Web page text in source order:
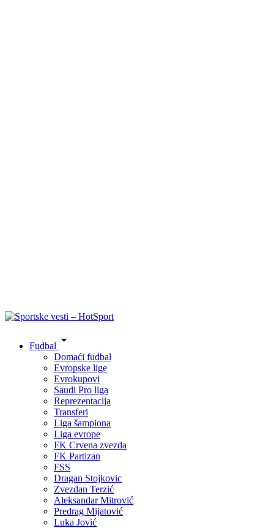
Fudbal
Domaći fudbal
Evropske lige
Evrokupovi
Saudi Pro liga
Reprezentacija
Transferi
Liga šampiona
Liga evrope
FK Crvena zvezda
FK Partizan
FSS
Dragan Stojkovic
Zvezdan Terzić
Aleksandar Mitrović
Predrag Mijatović
Luka Jović